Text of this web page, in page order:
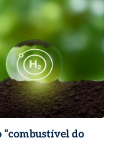
“combustível do